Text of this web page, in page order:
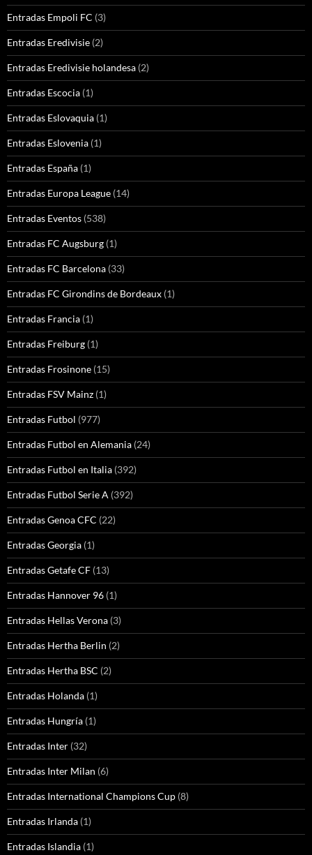
Entradas Empoli FC (3)
Entradas Eredivisie (2)
Entradas Eredivisie holandesa (2)
Entradas Escocia (1)
Entradas Eslovaquia (1)
Entradas Eslovenia (1)
Entradas España (1)
Entradas Europa League (14)
Entradas Eventos (538)
Entradas FC Augsburg (1)
Entradas FC Barcelona (33)
Entradas FC Girondins de Bordeaux (1)
Entradas Francia (1)
Entradas Freiburg (1)
Entradas Frosinone (15)
Entradas FSV Mainz (1)
Entradas Futbol (977)
Entradas Futbol en Alemania (24)
Entradas Futbol en Italia (392)
Entradas Futbol Serie A (392)
Entradas Genoa CFC (22)
Entradas Georgia (1)
Entradas Getafe CF (13)
Entradas Hannover 96 (1)
Entradas Hellas Verona (3)
Entradas Hertha Berlin (2)
Entradas Hertha BSC (2)
Entradas Holanda (1)
Entradas Hungría (1)
Entradas Inter (32)
Entradas Inter Milan (6)
Entradas International Champions Cup (8)
Entradas Irlanda (1)
Entradas Islandia (1)